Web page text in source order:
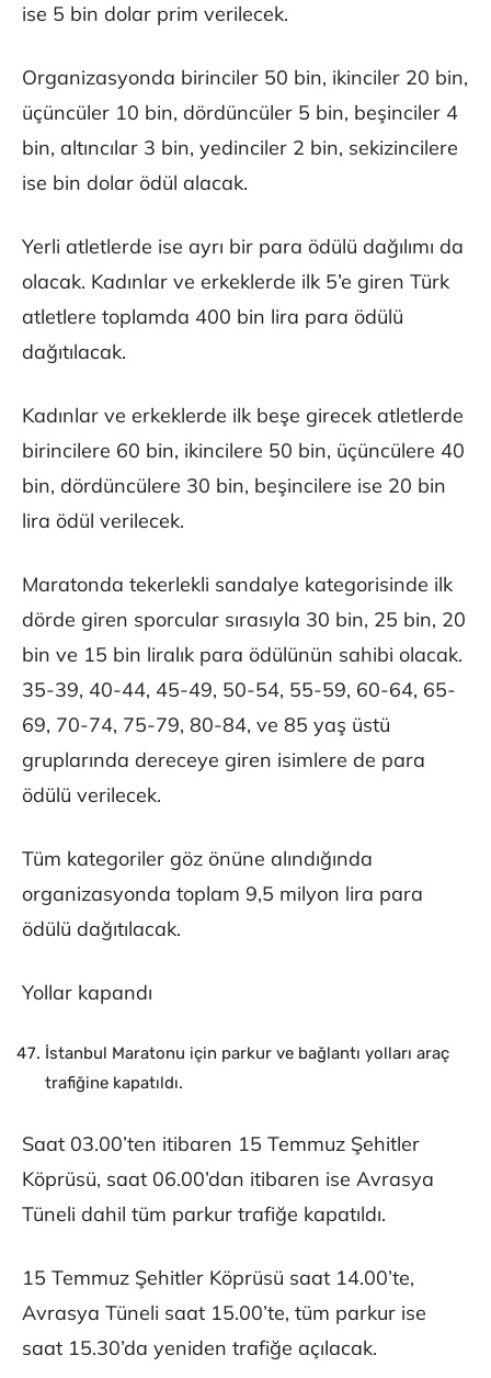
ise 5 bin dolar prim verilecek.
Organizasyonda birinciler 50 bin, ikinciler 20 bin,
üçüncüler 10 bin, dördüncüler 5 bin, beşinciler 4
bin, altıncılar 3 bin, yedinciler 2 bin, sekizincilere
ise bin dolar ödül alacak.
Yerli atletlerde ise ayrı bir para ödülü dağılımı da
olacak. Kadınlar ve erkeklerde ilk 5’e giren Türk
atletlere toplamda 400 bin lira para ödülü
dağıtılacak.
Kadınlar ve erkeklerde ilk beşe girecek atletlerde
birincilere 60 bin, ikincilere 50 bin, üçüncülere 40
bin, dördüncülere 30 bin, beşincilere ise 20 bin
lira ödül verilecek.
Maratonda tekerlekli sandalye kategorisinde ilk
dörde giren sporcular sırasıyla 30 bin, 25 bin, 20
bin ve 15 bin liralık para ödülünün sahibi olacak.
35-39, 40-44, 45-49, 50-54, 55-59, 60-64, 65-
69, 70-74, 75-79, 80-84, ve 85 yaş üstü
gruplarında dereceye giren isimlere de para
ödülü verilecek.
Tüm kategoriler göz önüne alındığında
organizasyonda toplam 9,5 milyon lira para
ödülü dağıtılacak.
Yollar kapandı
İstanbul Maratonu için parkur ve bağlantı yolları araç
trafiğine kapatıldı.
Saat 03.00’ten itibaren 15 Temmuz Şehitler
Köprüsü, saat 06.00’dan itibaren ise Avrasya
Tüneli dahil tüm parkur trafiğe kapatıldı.
15 Temmuz Şehitler Köprüsü saat 14.00’te,
Avrasya Tüneli saat 15.00’te, tüm parkur ise
saat 15.30’da yeniden trafiğe açılacak.